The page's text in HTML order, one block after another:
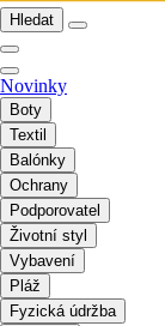
Hledat
Novinky
Boty
Textil
Balónky
Ochrany
Podporovatel
Životní styl
Vybavení
Pláž
Fyzická údržba